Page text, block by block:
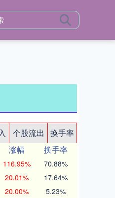
个股流出
换手率
涨幅
换手率
116.95% 70.88%
20.01% 17.64%
20.00% 5.23%